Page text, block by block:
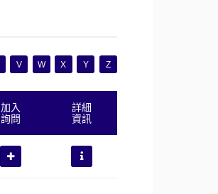
V W X Y Z
加入
詢問
詳細
資訊